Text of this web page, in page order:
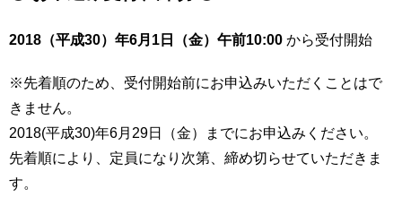
2018（平成30）年6月1日（金）午前10:00から受付開始
※先着順のため、受付開始前にお申込みいただくことはで
きません。
2018(平成30)年6月29日（金）までにお申込みください。
先着順により、定員になり次第、締め切らせていただきま
す。